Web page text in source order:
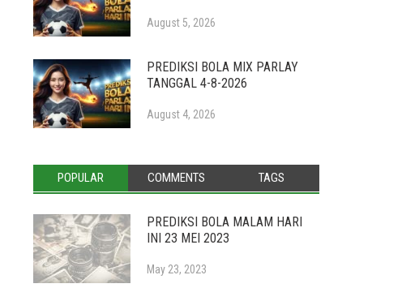
August 5, 2026
PREDIKSI BOLA MIX PARLAY
TANGGAL 4-8-2026
August 4, 2026
POPULAR COMMENTS TAGS
PREDIKSI BOLA MALAM HARI
INI 23 MEI 2023
May 23, 2023